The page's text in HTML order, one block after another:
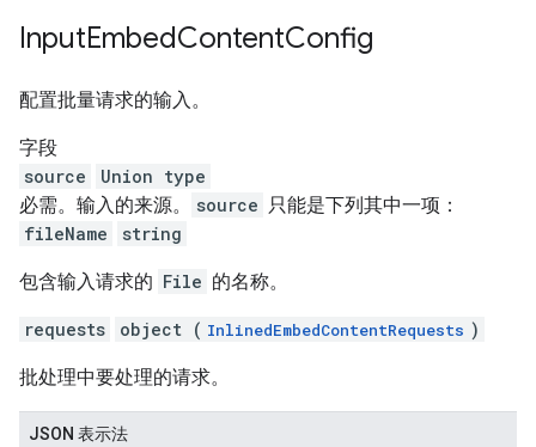
InputEmbedContentConfig
配置批量请求的输入。
字段
source
Union type
必需。输入的来源。
source 只能是下列其中一项：
fileName
string
包含输入请求的 File 的名称。
requests object ( InlinedEmbedContentRequests )
批处理中要处理的请求。
JSON 表示法